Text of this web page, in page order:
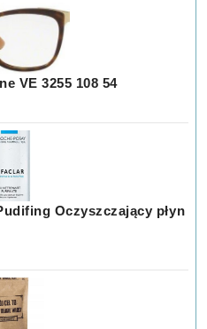
VE 3255 108 54
Oczyszczający płyn